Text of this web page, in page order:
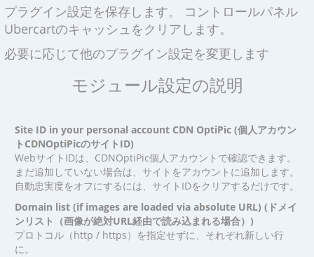
プラグイン設定を保存します。 コントロールパネル
Ubercartのキャッシュをクリアします。
必要に応じて他のプラグイン設定を変更します
モジュール設定の説明
Site ID in your personal account CDN OptiPic (個人アカウン
トCDNOptiPicのサイトID)
WebサイトIDは、CDNOptiPic個人アカウントで確認できます。
まだ追加していない場合は、サイトをアカウントに追加します。
自動忠実度をオフにするには、サイトIDをクリアするだけです。
Domain list (if images are loaded via absolute URL) (ドメイ
ンリスト（画像が絶対URL経由で読み込まれる場合）)
プロトコル（http / https）を指定せずに、それぞれ新しい行
に。